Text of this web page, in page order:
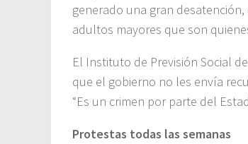
generado una gran
adultos mayores que son
El Instituto de Previsión Social
que el gobierno no les envía
“Es un crimen por parte del
Protestas todas las semanas